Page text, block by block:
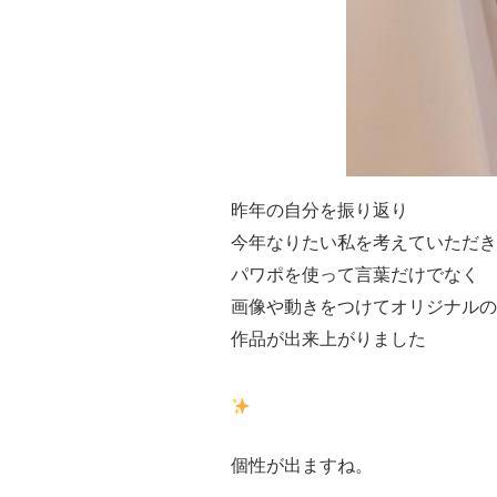
昨年の自分を振り返り
今年なりたい私を考えていただ
パワポを使って言葉だけでなく
画像や動きをつけてオリジナルの
作品が出来上がりました
個性が出ますね。